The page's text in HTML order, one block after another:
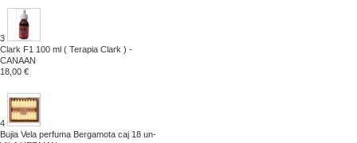
3
Clark F1 100 ml ( Terapia Clark ) -
CANAAN
18,00 €
4
Bujia Vela perfuma Bergamota caj 18 un-